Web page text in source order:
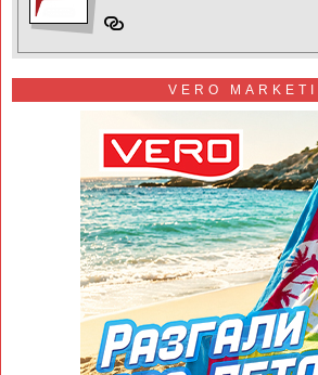
VERO MARKETI